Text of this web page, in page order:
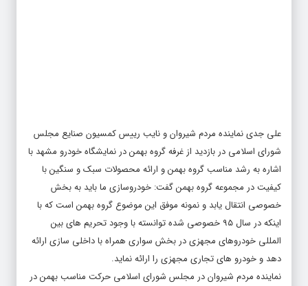
علی جدی نماینده مردم شیروان و نایب رییس کمسیون صنایع مجلس
شورای اسلامی در بازدید از غرفه گروه بهمن در نمایشگاه خودرو مشهد با
اشاره به رشد مناسب گروه بهمن و ارائه محصولات سبک و سنگین با
کیفیت در مجموعه گروه بهمن گفت: خودروسازی ما باید به بخش
خصوصی انتقال یابد و نمونه موفق این موضوع گروه بهمن است که با
اینکه در سال ۹۵ خصوصی شده توانسته با وجود تحریم های بین
المللی خودروهای مجهزی در بخش سواری همراه با داخلی سازی ارائه
دهد و خودرو های تجاری مجهزی را ارائه نماید.
نماینده مردم شیروان در مجلس شورای اسلامی حرکت مناسب بهمن در